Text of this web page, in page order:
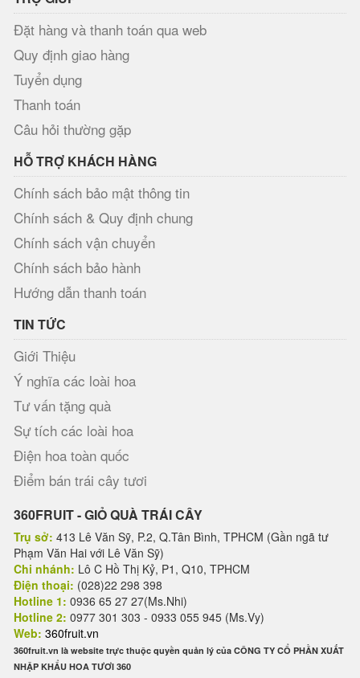
Đặt hàng và thanh toán qua web
Quy định giao hàng
Tuyển dụng
Thanh toán
Câu hỏi thường gặp
HỖ TRỢ KHÁCH HÀNG
Chính sách bảo mật thông tin
Chính sách & Quy định chung
Chính sách vận chuyển
Chính sách bảo hành
Hướng dẫn thanh toán
TIN TỨC
Giới Thiệu
Ý nghĩa các loài hoa
Tư vấn tặng quà
Sự tích các loài hoa
Điện hoa toàn quốc
Điểm bán trái cây tươi
360FRUIT - GIỎ QUÀ TRÁI CÂY
Trụ sở: 413 Lê Văn Sỹ, P.2, Q.Tân Bình, TPHCM (Gần ngã tư
Phạm Văn Hai với Lê Văn Sỹ)
Chi nhánh: Lô C Hồ Thị Kỷ, P1, Q10, TPHCM
Điện thoại: (028)22 298 398
Hotline 1: 0936 65 27 27(Ms.Nhi)
Hotline 2: 0977 301 303 - 0933 055 945 (Ms.Vy)
Web: 360fruit.vn
360fruit.vn là website trực thuộc quyền quản lý của CÔNG TY CỔ PHẦN XUẤT
NHẬP KHẨU HOA TƯƠI 360